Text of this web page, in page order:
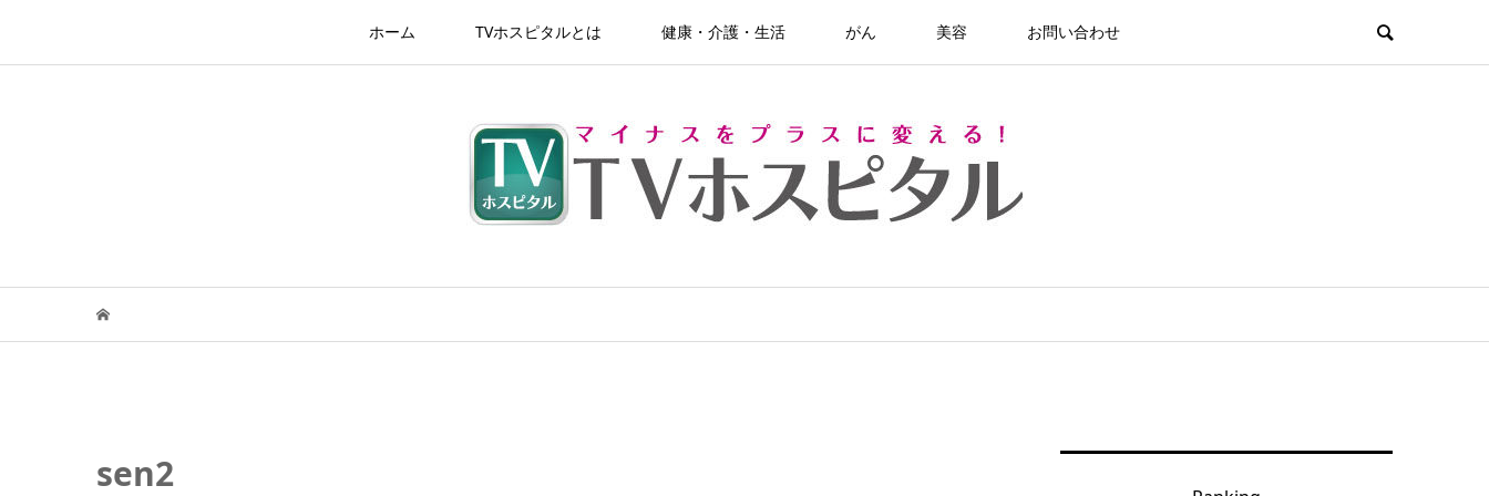
ホーム TVホスピタルとは 健康・介護・生活 がん 美容 お問い合わせ
sen2